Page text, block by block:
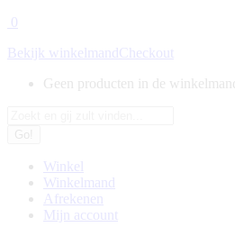
0
Bekijk winkelmand Checkout
Geen producten in de winkelmand
Winkel
Winkelmand
Afrekenen
Mijn account